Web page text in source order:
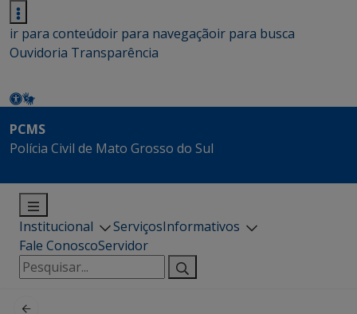
ir para conteúdoir para navegaçãoir para busca
Ouvidoria Transparência
PCMS
Polícia Civil de Mato Grosso do Sul
Institucional ServiçosInformativos
Fale ConoscoServidor
Pesquisar
por: